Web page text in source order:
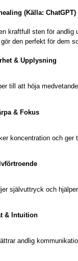
(Källa: ChatGPT)
kraftfull sten för
den perfekt för dem
& Upplysning
till att höja
& Fokus
koncentration och ger
självuttryck och
& Intuition
andlig